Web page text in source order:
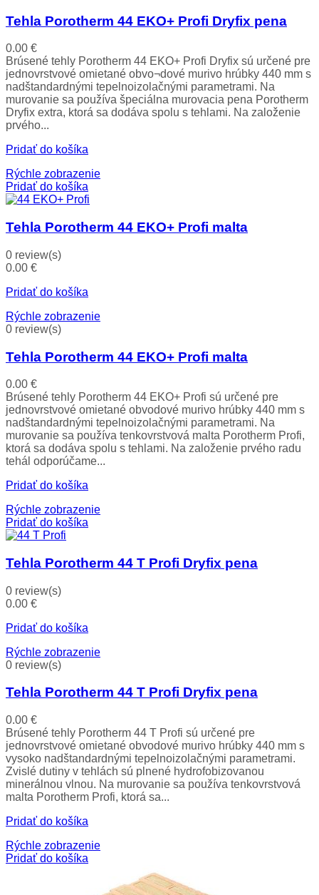
Tehla Porotherm 44 EKO+ Profi Dryfix pena
0.00 €
Brúsené tehly Porotherm 44 EKO+ Profi Dryfix sú určené pre
jednovrstvové omietané obvo¬dové murivo hrúbky 440 mm s
nadštandardnými tepelnoizolačnými parametrami. Na
murovanie sa používa špeciálna murovacia pena Porotherm
Dryfix extra, ktorá sa dodáva spolu s tehlami. Na založenie
prvého...
Pridať do košíka
Rýchle zobrazenie
Pridať do košíka
Tehla Porotherm 44 EKO+ Profi malta
0 review(s)
0.00 €
Pridať do košíka
Rýchle zobrazenie
0 review(s)
Tehla Porotherm 44 EKO+ Profi malta
0.00 €
Brúsené tehly Porotherm 44 EKO+ Profi sú určené pre
jednovrstvové omietané obvodové murivo hrúbky 440 mm s
nadštandardnými tepelnoizolačnými parametrami. Na
murovanie sa používa tenkovrstvová malta Porotherm Profi,
ktorá sa dodáva spolu s tehlami. Na založenie prvého radu
tehál odporúčame...
Pridať do košíka
Rýchle zobrazenie
Pridať do košíka
Tehla Porotherm 44 T Profi Dryfix pena
0 review(s)
0.00 €
Pridať do košíka
Rýchle zobrazenie
0 review(s)
Tehla Porotherm 44 T Profi Dryfix pena
0.00 €
Brúsené tehly Porotherm 44 T Profi sú určené pre
jednovrstvové omietané obvodové murivo hrúbky 440 mm s
vysoko nadštandardnými tepelnoizolačnými parametrami.
Zvislé dutiny v tehlách sú plnené hydrofobizovanou
minerálnou vlnou. Na murovanie sa používa tenkovrstvová
malta Porotherm Profi, ktorá sa...
Pridať do košíka
Rýchle zobrazenie
Pridať do košíka